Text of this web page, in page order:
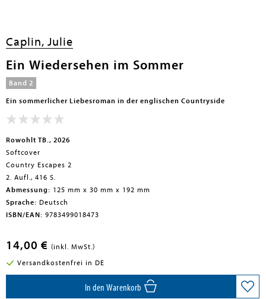
Caplin, Julie
Ein Wiedersehen im Sommer
Band 2
Ein sommerlicher Liebesroman in der englischen Countryside
Rowohlt TB., 2026
Softcover
Country Escapes 2
2. Aufl., 416 S.
Abmessung: 125 mm x 30 mm x 192 mm
Sprache: Deutsch
ISBN/EAN: 9783499018473
14,00 € (inkl. MwSt.)
Versandkostenfrei in DE
In den Warenkorb